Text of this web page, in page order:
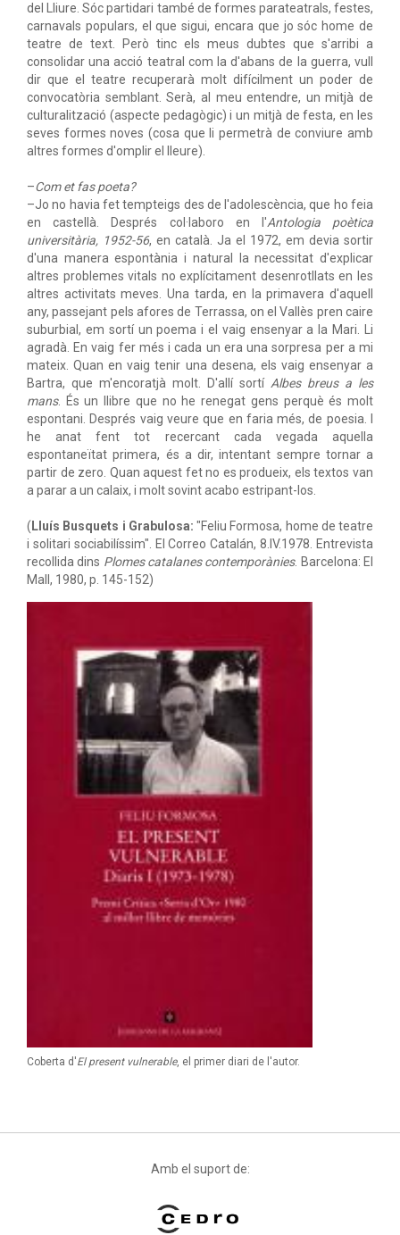
Coberta d'El present vulnerable, el primer diari de l'autor.
del Lliure. Sóc partidari també de formes parateatrals, festes,
carnavals populars, el que sigui, encara que jo sóc home de
teatre de text. Però tinc els meus dubtes que s'arribi a
consolidar una acció teatral com la d'abans de la guerra, vull
dir que el teatre recuperarà molt difícilment un poder de
convocatòria semblant. Serà, al meu entendre, un mitjà de
culturalització (aspecte pedagògic) i un mitjà de festa, en les
seves formes noves (cosa que li permetrà de conviure amb
altres formes d'omplir el lleure).
–Com et fas poeta?
–Jo no havia fet tempteigs des de l'adolescència, que ho feia
en castellà. Després col·laboro en l'Antologia poètica
universitària, 1952-56, en català. Ja el 1972, em devia sortir
d'una manera espontània i natural la necessitat d'explicar
altres problemes vitals no explícitament desenrotllats en les
altres activitats meves. Una tarda, en la primavera d'aquell
any, passejant pels afores de Terrassa, on el Vallès pren caire
suburbial, em sortí un poema i el vaig ensenyar a la Mari. Li
agradà. En vaig fer més i cada un era una sorpresa per a mi
mateix. Quan en vaig tenir una desena, els vaig ensenyar a
Bartra, que m'encoratjà molt. D'allí sortí Albes breus a les
mans. És un llibre que no he renegat gens perquè és molt
espontani. Després vaig veure que en faria més, de poesia. I
he anat fent tot recercant cada vegada aquella
espontaneïtat primera, és a dir, intentant sempre tornar a
partir de zero. Quan aquest fet no es produeix, els textos van
a parar a un calaix, i molt sovint acabo estripant-los.
( Lluís Busquets i Grabulosa: "Feliu Formosa, home de teatre
i solitari sociabilíssim". El Correo Catalán, 8.IV.1978. Entrevista
recollida dins Plomes catalanes contemporànies. Barcelona: El
Mall, 1980, p. 145-152)
Amb el suport de: